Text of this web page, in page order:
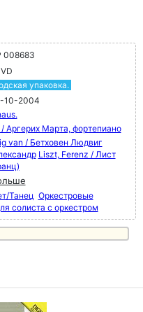
008683
упаковка.
10-2004
Аргерих Марта, фортепиано
van / Бетховен Людвиг
Liszt, Ferenz / Лист
Танец Оркестровые
солиста с оркестром